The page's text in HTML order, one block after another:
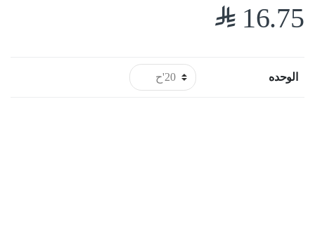
16.75
$
الوحده